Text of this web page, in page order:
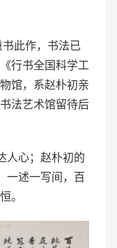
此作，书法已
行书全国科学工
馆，系赵朴初亲
法艺术馆留待后
人心；赵朴初的
一述一写间，百
。